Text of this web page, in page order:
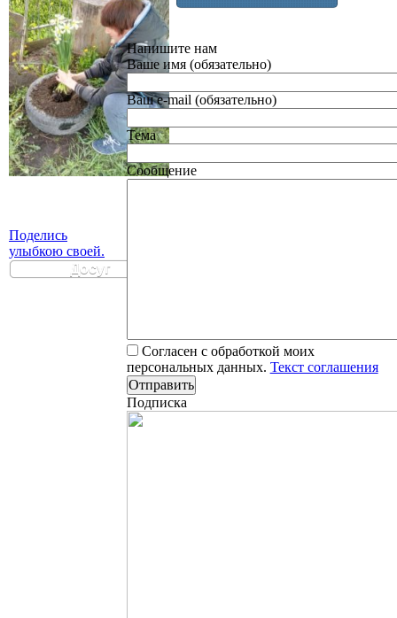
Поделись
улыбкою своей.
Досуг
Напишите нам
Ваше имя (обязательно)
Ваш e-mail (обязательно)
Тема
Сообщение
Согласен с обработкой моих
персональных данных. Текст соглашения
Подписка